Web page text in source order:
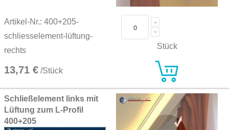
Artikel-Nr.: 400+205-
schliesselement-lüftung-
rechts
13,71 € /Stück
Stück
Schließelement links mit
Lüftung zum L-Profil
400+205